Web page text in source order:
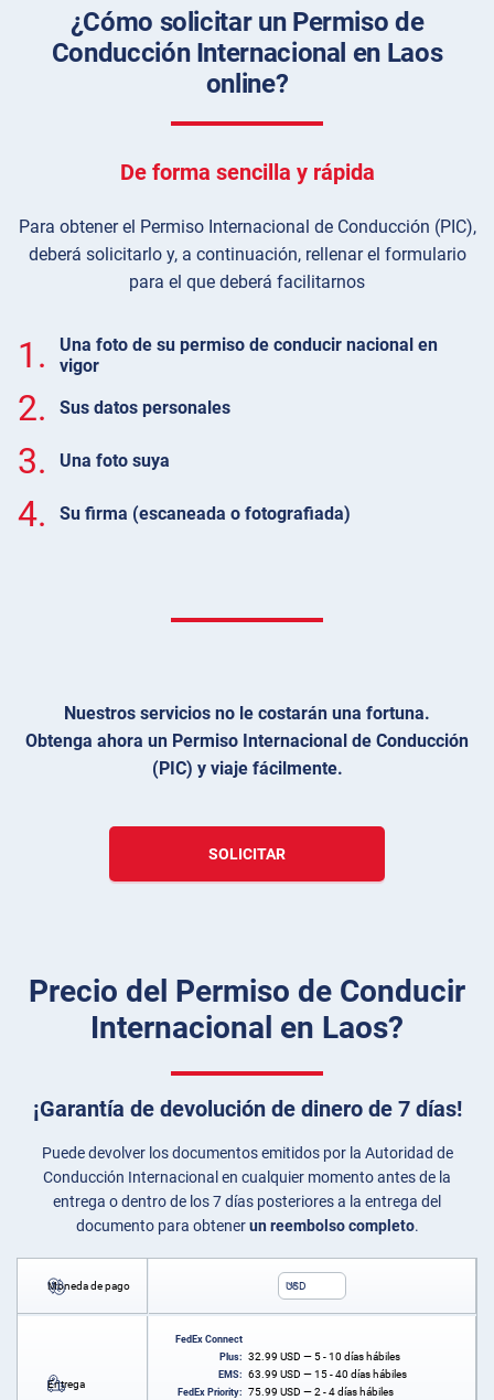
¿Cómo solicitar un Permiso de
Conducción Internacional en Laos
online?
De forma sencilla y rápida
Para obtener el Permiso Internacional de Conducción (PIC),
deberá solicitarlo y, a continuación, rellenar el formulario
para el que deberá facilitarnos
1.
Una foto de su permiso de conducir nacional en
vigor
2. Sus datos personales
3. Una foto suya
4. Su firma (escaneada o fotografiada)
Nuestros servicios no le costarán una fortuna.
Obtenga ahora un Permiso Internacional de Conducción
(PIC) y viaje fácilmente.
SOLICITAR
Precio del Permiso de Conducir
Internacional en Laos?
¡Garantía de devolución de dinero de 7 días!
Puede devolver los documentos emitidos por la Autoridad de
Conducción Internacional en cualquier momento antes de la
entrega o dentro de los 7 días posteriores a la entrega del
documento para obtenerun reembolso completo.
Moneda de pago USD
Entrega
FedEx Connect
Plus: 32.99 USD — 5 - 10 días hábiles
EMS: 63.99 USD — 15 - 40 días hábiles
FedEx Priority: 75.99 USD — 2 - 4 días hábiles